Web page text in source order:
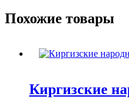
Похожие товары
Киргизские